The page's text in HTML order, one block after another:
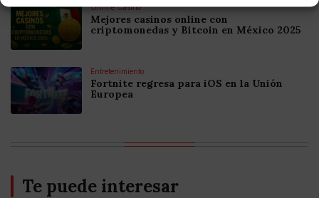
Online Casino
Mejores casinos online con
criptomonedas y Bitcoin en México 2025
Entretenimiento
Fortnite regresa para iOS en la Unión
Europea
Te puede interesar